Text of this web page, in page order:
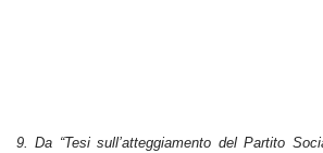
9. Da “Tesi sull’atteggiamento del Partito